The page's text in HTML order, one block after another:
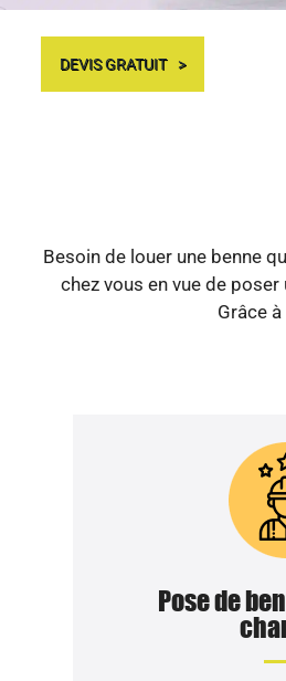
DEVIS GRATUIT
Besoin de louer une benne
chez vous en vue de
Grâce
Pose de